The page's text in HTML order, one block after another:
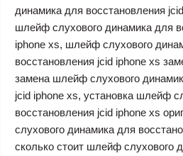
динамика для восстановления
шлейф слухового динамика для
iphone xs, шлейф слухового
восстановления jcid iphone xs
замена шлейф слухового
jcid iphone xs, установка шлейф
восстановления jcid iphone xs
слухового динамика для
сколько стоит шлейф слухового